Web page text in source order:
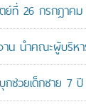
ย์ที่ 26 กรกฎาค
นำคณะผู้บริหาร
ช่วยเด็กชาย 7